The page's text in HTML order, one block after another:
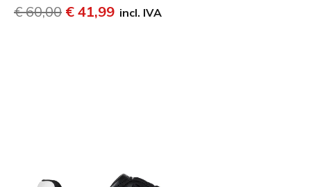
Preço com desconto de
€ 60,00 para
€ 41,99 incl. IVA